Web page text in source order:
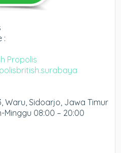
:
Propolis
Waru, Sidoarjo, Jawa Timur
Minggu 08:00 – 20:00